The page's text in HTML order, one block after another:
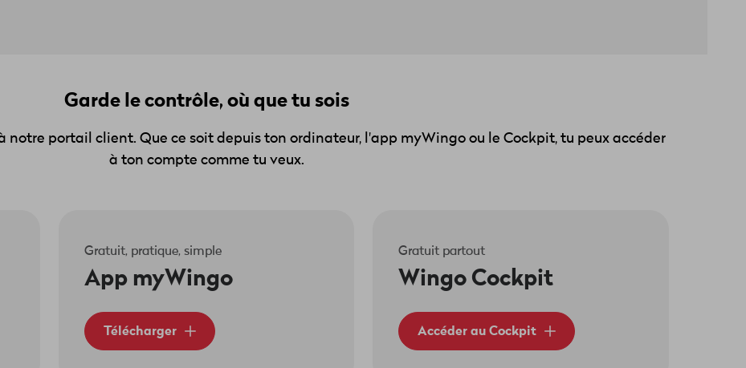
Garde le contrôle, où que tu sois
notre portail client. Que ce soit depuis ton ordinateur, l'app myWingo ou le Cockpit, tu peux accéder
à ton compte comme tu veux.
Gratuit, pratique, simple
App myWingo
Télécharger
Gratuit partout
Wingo Cockpit
Accéder au Cockpit